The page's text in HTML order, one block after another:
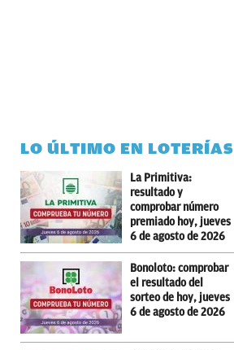
LO ÚLTIMO EN LOTERÍAS
La Primitiva:
resultado y
comprobar número
premiado hoy, jueves
6 de agosto de 2026
Bonoloto: comprobar
el resultado del
sorteo de hoy, jueves
6 de agosto de 2026